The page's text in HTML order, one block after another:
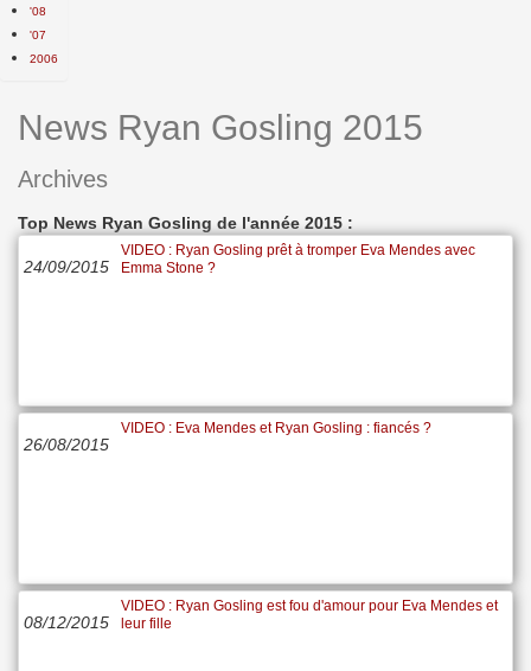
'08
'07
2006
News Ryan Gosling 2015
Archives
Top News Ryan Gosling de l'année 2015 :
24/09/2015
VIDEO : Ryan Gosling prêt à tromper Eva Mendes avec
Emma Stone ?
26/08/2015
VIDEO : Eva Mendes et Ryan Gosling : fiancés ?
08/12/2015
VIDEO : Ryan Gosling est fou d'amour pour Eva Mendes et
leur fille